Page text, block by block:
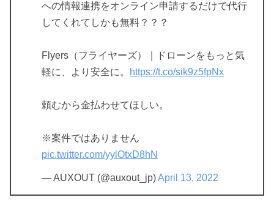
への情報連携をオンライン申請するだけで代行
してくれてしかも無料？？？
Flyers（フライヤーズ）｜ドローンをもっと気
軽に、より安全に。
https://t.co/sik9z5fpNx
頼むから金払わせてほしい。
※案件ではありません
pic.twitter.com/yylOtxD8hN
— AUXOUT (@auxout_jp)April 13, 2022